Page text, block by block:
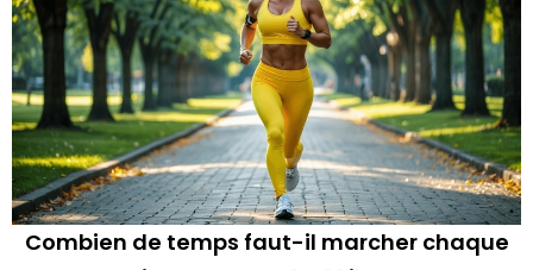
Combien de temps faut-il marcher chaque